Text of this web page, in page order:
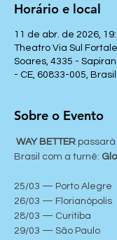
Horário e local
11 de abr. de 2026,
Theatro Via Sul
Soares, 4335 -
- CE, 60833-005, Brasil
Sobre o Evento
WAY BETTER passará
Brasil com a turnê:
25/03 — Porto Alegre
26/03 — Florianópolis
28/03 — Curitiba
29/03 — São Paulo